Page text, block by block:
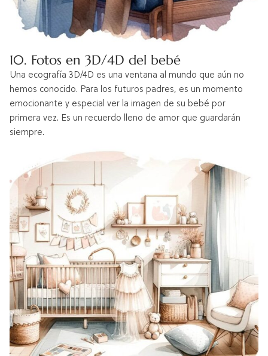
10. Fotos en 3D/4D del bebé
Una ecografía 3D/4D es una ventana al mundo que aún no
hemos conocido. Para los futuros padres, es un momento
emocionante y especial ver la imagen de su bebé por
primera vez. Es un recuerdo lleno de amor que guardarán
siempre.